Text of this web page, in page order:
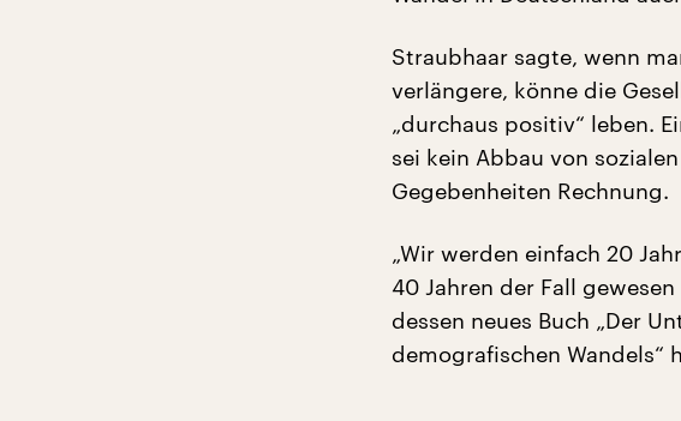
Straubhaar sagte, wenn
verlängere, könne die
„durchaus positiv“ leben.
sei kein Abbau von
Gegebenheiten Rechnung.
„Wir werden einfach 20
40 Jahren der Fall
dessen neues Buch „Der
demografischen Wandels“